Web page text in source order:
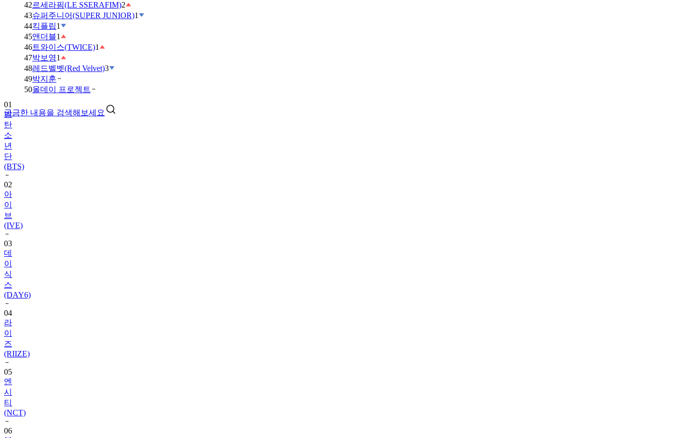
42르세라핌(LE SSERAFIM)2
43슈퍼주니어(SUPER JUNIOR)1
44킥플립1
45앤더블1
46트와이스(TWICE)1
47박보영1
48레드벨벳(Red Velvet)3
49박지훈
50올데이 프로젝트
궁금한 내용을 검색해보세요
탄
소
년
단
(BTS)
02
아
이
브
(IVE)
03
데
이
식
스
(DAY6)
04
라
이
즈
(RIIZE)
05
엔
시
티
(NCT)
06
블
랙